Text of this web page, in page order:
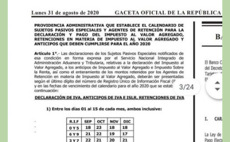
para
contribuyentes
especiales